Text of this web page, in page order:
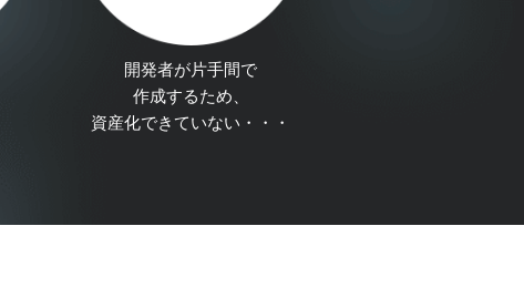
開発者が片手間で
作成するため、
資産化できていない・・・